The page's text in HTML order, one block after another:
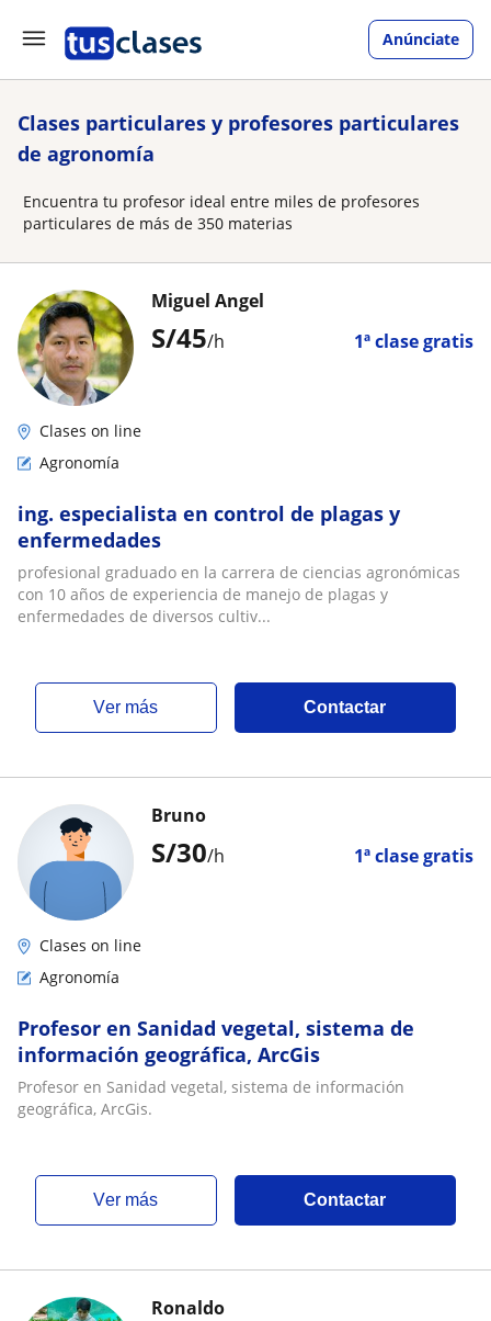
Anúnciate
Clases particulares y profesores particulares
de agronomía
Encuentra tu profesor ideal entre miles de profesores
particulares de más de 350 materias
S/45/h 1ª clase gratis
Miguel Angel
Clases on line
Agronomía
ing. especialista en control de plagas y
enfermedades
profesional graduado en la carrera de ciencias agronómicas
con 10 años de experiencia de manejo de plagas y
enfermedades de diversos cultiv...
ver más Contactar
S/30/h 1ª clase gratis
Bruno
Clases on line
Agronomía
Profesor en Sanidad vegetal, sistema de
información geográfica, ArcGis
Profesor en Sanidad vegetal, sistema de información
geográfica, ArcGis.
ver más Contactar
Ronaldo